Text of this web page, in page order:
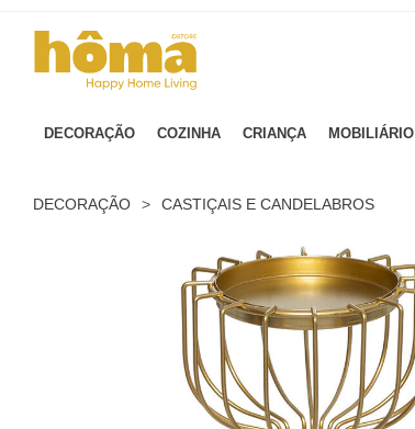
DECORAÇÃO COZINHA CRIANÇA MOBILIÁRIO
DECORAÇÃO > CASTIÇAIS E CANDELABROS